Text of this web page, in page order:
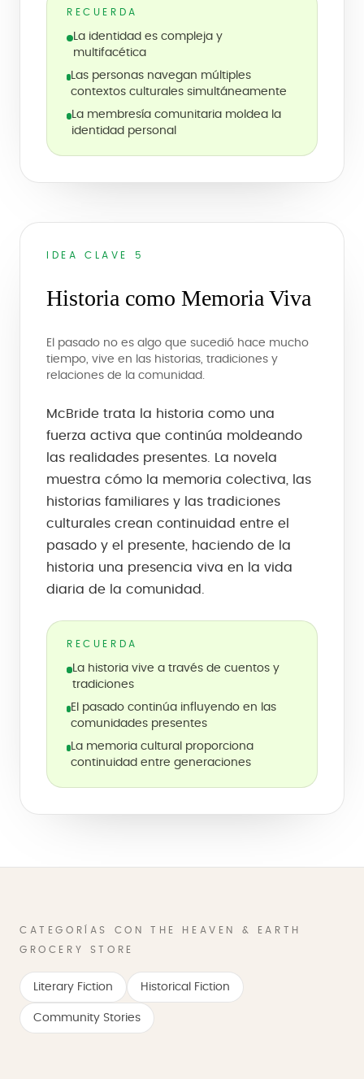
RECUERDA
La identidad es compleja y
multifacética
Las personas navegan múltiples
contextos culturales simultáneamente
La membresía comunitaria moldea la
identidad personal
IDEA CLAVE 5
Historia como Memoria Viva
El pasado no es algo que sucedió hace mucho
tiempo, vive en las historias, tradiciones y
relaciones de la comunidad.
McBride trata la historia como una
fuerza activa que continúa moldeando
las realidades presentes. La novela
muestra cómo la memoria colectiva, las
historias familiares y las tradiciones
culturales crean continuidad entre el
pasado y el presente, haciendo de la
historia una presencia viva en la vida
diaria de la comunidad.
RECUERDA
La historia vive a través de cuentos y
tradiciones
El pasado continúa influyendo en las
comunidades presentes
La memoria cultural proporciona
continuidad entre generaciones
CATEGORÍAS CON THE HEAVEN & EARTH
GROCERY STORE
Literary Fiction Historical Fiction
Community Stories